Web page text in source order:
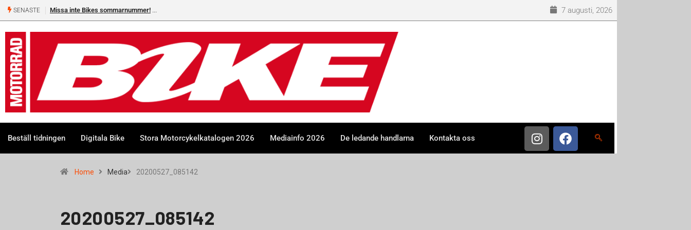
SENASTE Missa inte Bikes sommarnummer! 7 augusti, 2026
Beställ tidningen Digitala Bike Stora Motorcykelkatalogen 2026 Mediainfo 2026 De ledande handlarna Kontakta oss
Home Media 20200527_085142
20200527_085142